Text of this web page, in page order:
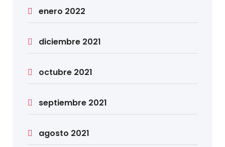
enero 2022
diciembre 2021
octubre 2021
septiembre 2021
agosto 2021